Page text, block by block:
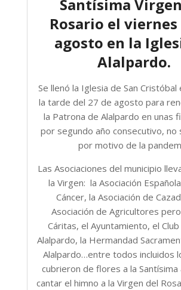
Santísima
Rosario el viernes
agosto en la
Alalpardo.
Se llenó la Iglesia de San Cristóbal
la tarde del 27 de agosto para
la Patrona de Alalpardo en unas
por segundo año consecutivo, no
por motivo de la
Las Asociaciones del municipio
la Virgen: la Asociación
Cáncer, la Asociación de
Asociación de Agricultores
Cáritas, el Ayuntamiento, el
Alalpardo, la Hermandad
Alalpardo…entre todos incluidos
cubrieron de flores a la Santísima
cantar el himno a la Virgen del